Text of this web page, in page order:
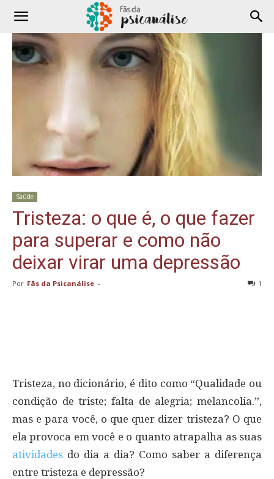
Saúde
Tristeza: o que é, o que fazer
para superar e como não
deixar virar uma depressão
Por Fãs da Psicanálise - 1
Tristeza, no dicionário, é dito como “Qualidade ou
condição de triste; falta de alegria; melancolia.”,
mas e para você, o que quer dizer tristeza? O que
ela provoca em você e o quanto atrapalha as suas
atividades do dia a dia? Como saber a diferença
entre tristeza e depressão?